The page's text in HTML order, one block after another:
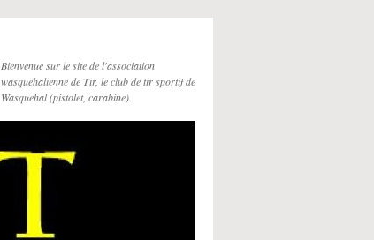
Bienvenue sur le site de l'association
wasquehalienne de Tir, le club de tir sportif de
Wasquehal (pistolet, carabine).